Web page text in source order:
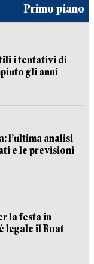
Primo piano
i tentativi di
gli anni
l’ultima analisi
e le previsioni
la festa in
legale il Boat